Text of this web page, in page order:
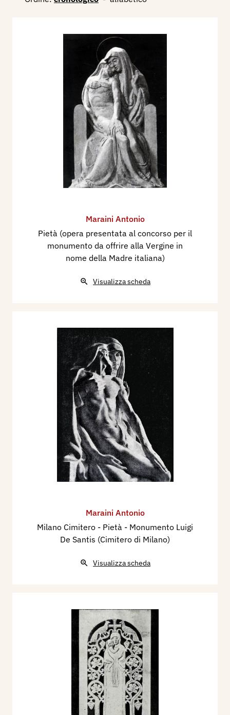
Maraini Antonio
Pietà (opera presentata al concorso per il
monumento da offrire alla Vergine in
nome della Madre italiana)
Visualizza scheda
Maraini Antonio
Milano Cimitero - Pietà - Monumento Luigi
De Santis (Cimitero di Milano)
Visualizza scheda